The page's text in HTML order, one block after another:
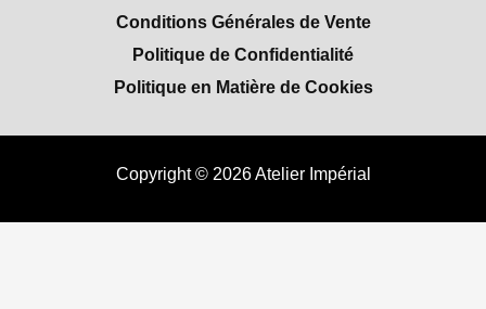
Conditions Générales de Vente
Politique de Confidentialité
Politique en Matière de Cookies
Copyright © 2026 Atelier Impérial